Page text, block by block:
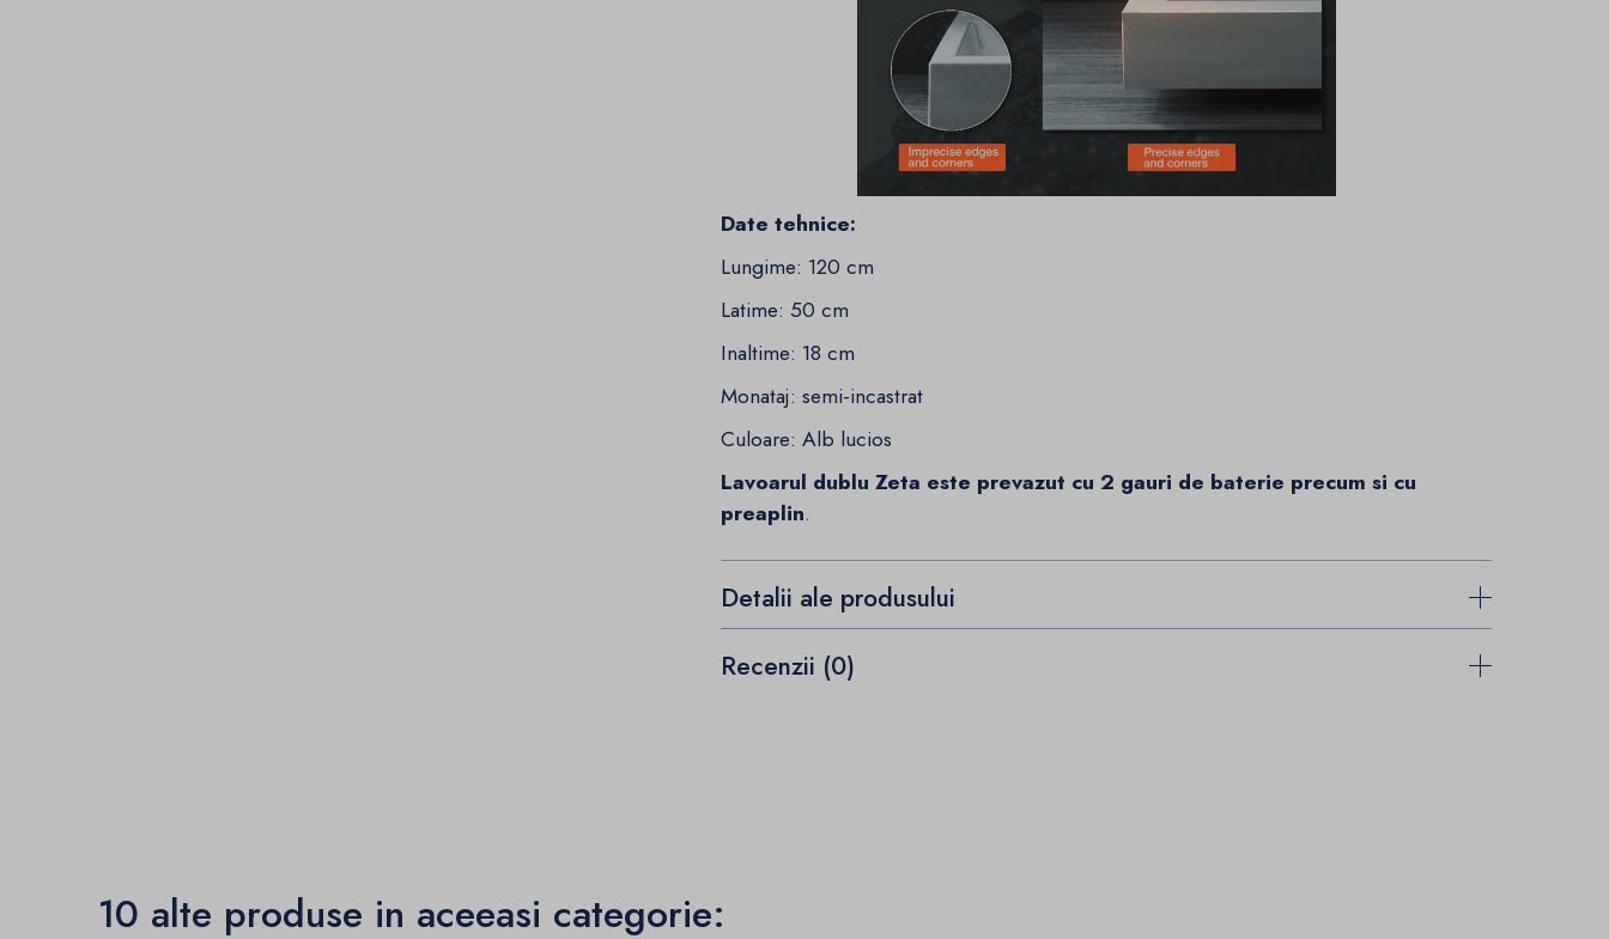
Date tehnice:
Lungime: 120 cm
Latime: 50 cm
Inaltime: 18 cm
Monataj: semi-incastrat
Culoare: Alb lucios
Lavoarul dublu Zeta este prevazut cu 2 gauri de baterie precum si cu
preaplin.
Detalii ale produsului
Recenzii (0)
10 alte produse in aceeasi categorie: